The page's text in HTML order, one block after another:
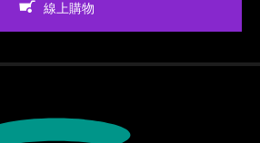
線上購物